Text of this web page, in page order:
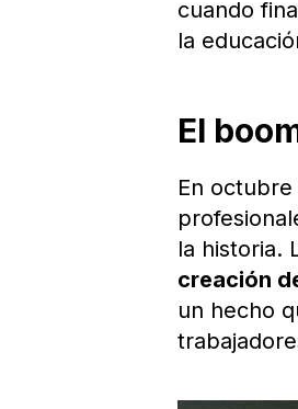
cuando
la
El
En
la historia.
creación
un hecho